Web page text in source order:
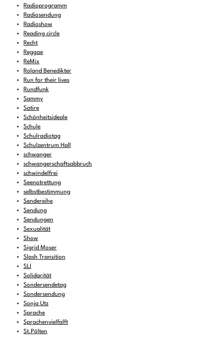
Radioprogramm
Radiosendung
Radioshow
Reading circle
Recht
Reggae
ReMix
Roland Benedikter
Run for their lives
Rundfunk
Sammy
Satire
Schönheitsideale
Schule
Schulradiotag
Schulzentrum Hall
schwanger
schwangerschaftsabbruch
schwindelfrei
Seenotrettung
selbstbestimmung
Sendereihe
Sendung
Sendungen
Sexualität
Show
Sigrid Moser
Slash Transition
SLI
Solidarität
Sondersendetag
Sondersendung
Sonja Utz
Sprache
Sprachenvielfalft
St.Pölten